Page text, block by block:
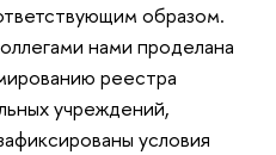
образом.
нами проделана
реестра
учреждений,
условия